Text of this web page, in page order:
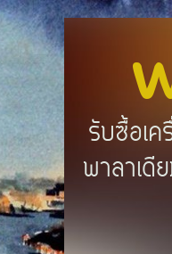
รับซื้อเ
พาลาเ